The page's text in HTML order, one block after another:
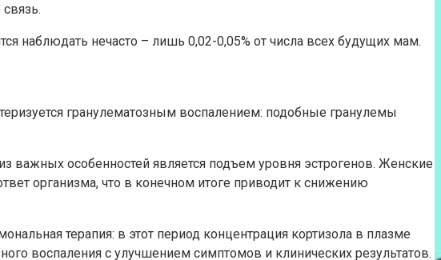
наблюдать нечасто – лишь 0,02-0,05% от числа всех будущих мам.
гранулематозным воспалением: подобные гранулемы
важных особенностей является подъем уровня эстрогенов. Женские
организма, что в конечном итоге приводит к снижению
терапия: в этот период концентрация кортизола в плазме
воспаления с улучшением симптомов и клинических результатов.